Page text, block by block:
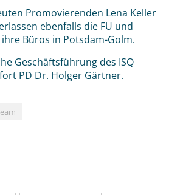
Promovierenden Lena Keller
ebenfalls die FU und
Büros in Potsdam-Golm.
Geschäftsführung des ISQ
PD Dr. Holger Gärtner.